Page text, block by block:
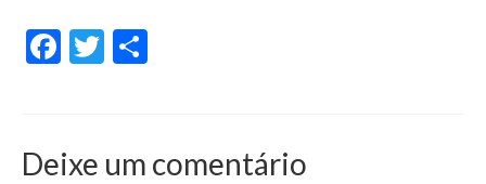
Boletins
Notícias
Facebook
Twitter
Deixe um comentário